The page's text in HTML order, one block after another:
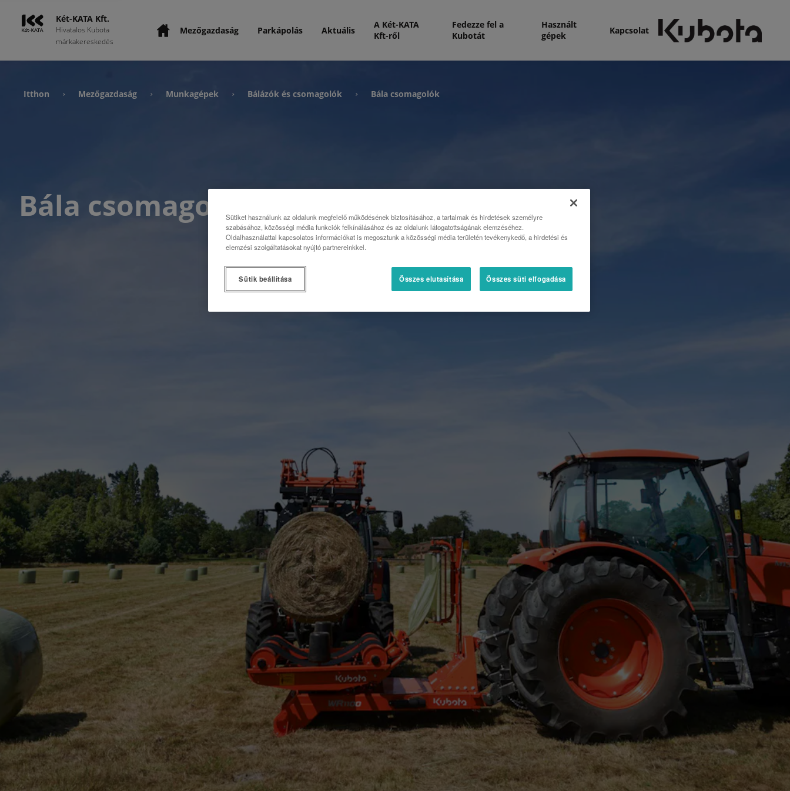
Két-KATA Kft.
Hivatalos Kubota
márkakereskedés
Mezőgazdaság Parkápolás Aktuális
A Két-KATA
Kft-ről
Fedezze fel a
Kubotát
Használt
gépek
Kapcsolat
Itthon › Mezőgazdaság › Munkagépek › Bálázók és csomagolók › Bála csomagolók
Bála csomagolókSütiket használunk az oldalunk megfelelő működésének biztosításához, a tartalmak és hirdetések személyre
szabásához, közösségi média funkciók felkínálásához és az oldalunk látogatottságának elemzéséhez.
Oldalhasználattal kapcsolatos információkat is megosztunk a közösségi média területén tevékenykedő, a hirdetési és
elemzési szolgáltatásokat nyújtó partnereinkkel.
Összes elutasítása Összes süti elfogadása
Sütik beállítása